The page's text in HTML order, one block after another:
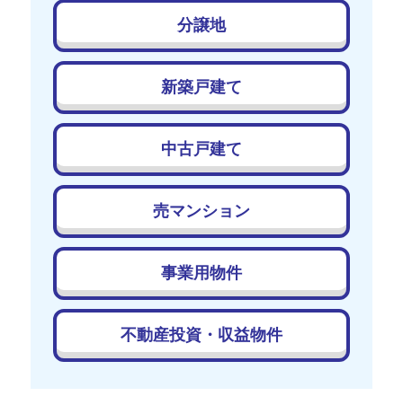
分譲地
新築戸建て
中古戸建て
売マンション
事業用物件
不動産投資・収益物件